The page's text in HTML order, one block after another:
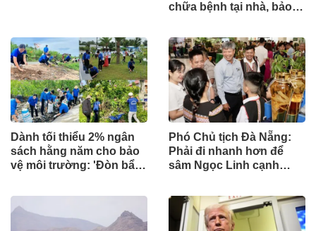
chữa bệnh tại nhà, bảo
Dành tối thiểu 2% ngân
sách hằng năm cho bảo
vệ môi trường: 'Đòn bẩy'
ngoặt quản trị hiện đại
Phó Chủ tịch Đà Nẵng:
Phải đi nhanh hơn để
sâm Ngọc Linh cạnh